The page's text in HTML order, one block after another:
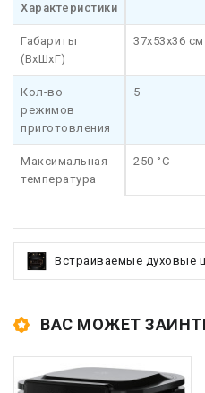
Характеристики
Габариты
(ВхШхГ)
37x53x36 см
Кол-во
режимов
приготовления
5
Максимальная
температура
250 °C
Встраиваемые духовые
ВАС МОЖЕТ